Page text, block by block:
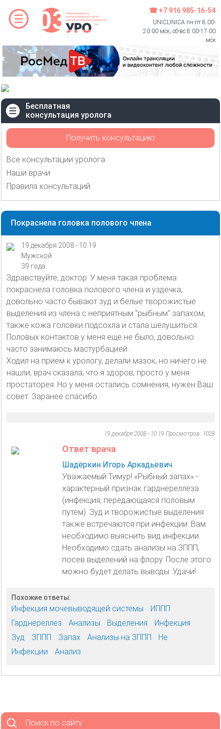
☎ +7 916 985-16-54
UNICLINICA пн-пт 8:00-
20:00 мск, сб-вс 8:00-17:00
мск
Бесплатная
консультация уролога
Получить консультацию
Все консультации уролога
Наши врачи
Правила консультаций
Покраснела головка полового члена
19 декабря 2008 - 10:19
Мужской
39 года
Здравствуйте, доктор. У меня такая проблема:
покраснела головка полового члена и уздечка,
довольно часто бывают зуд и белые творожистые
выделения из члена с неприятным "рыбным" запахом,
также кожа головки подсохла и стала шелушиться.
Половых контактов у меня еще не было, довольно
часто занимаюсь мастурбацией.
Ходил на прием к урологу, делали мазок, но ничего не
нашли, врач сказала, что я здоров, просто у меня
простаторея. Но у меня остались сомнения, нужен Ваш
совет. Заранее спасибо.
19 декабря 2008 - 10:19 Просмотров: 1028
Ответ врача
Шадёркин Игорь Аркадьевич
Уважаемый Тимур! «Рыбный запах» -
характерный признак гарднереллеза
(инфекция, передающаяся половым
путем). Зуд и творожистые выделения
также встречаются при инфекции. Вам
необходимо выяснить вид инфекции.
Необходимо сдать анализы на ЗППП,
посев выделений на флору. После этого
можно будет делать выводы. Удачи!
Похожие ответы:
Инфекция мочевыводящей системы
ИППП
Гарднереллез
Анализы Выделения
Инфекция
Зуд
ЗППП Запах Анализы на ЗППП
Не
Инфекции
Анализ
Поиск по сайту